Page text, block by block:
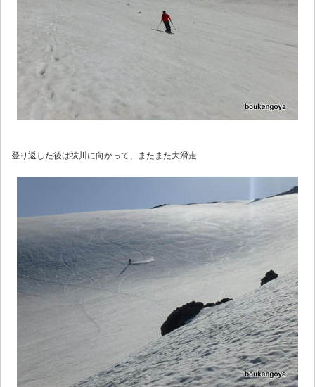
登り返した後は祓川に向かって、またまた大滑走